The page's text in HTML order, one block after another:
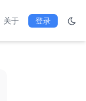
关于 登录